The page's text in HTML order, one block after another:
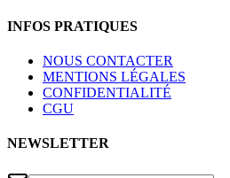
INFOS PRATIQUES
NOUS CONTACTER
MENTIONS LÉGALES
CONFIDENTIALITÉ
CGU
NEWSLETTER